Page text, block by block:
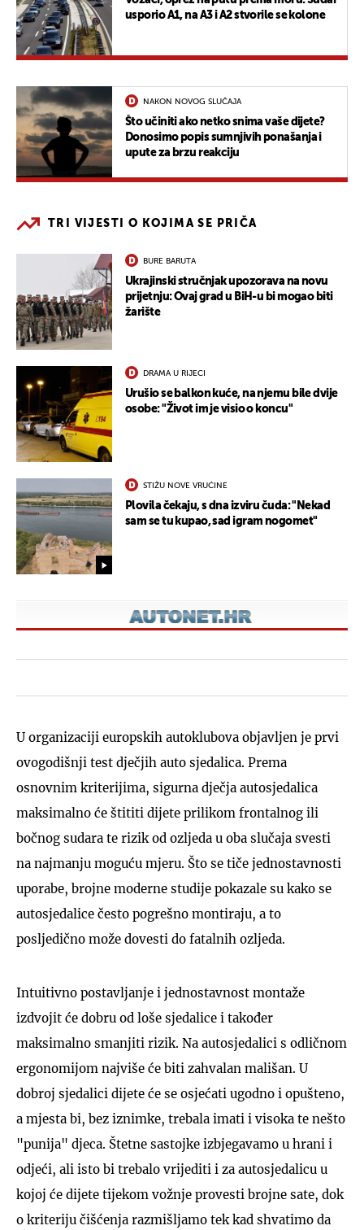
usporio A1, na A3 i A2 stvorile se kolone
NAKON NOVOG SLUČAJA
Što učiniti ako netko snima vaše dijete?
Donosimo popis sumnjivih ponašanja i
upute za brzu reakciju
TRI VIJESTI O KOJIMA SE PRIČA
BURE BARUTA
Ukrajinski stručnjak upozorava na novu
prijetnju: Ovaj grad u BiH-u bi mogao biti
žarište
DRAMA U RIJECI
Urušio se balkon kuće, na njemu bile dvije
osobe: "Život im je visio o koncu"
STIŽU NOVE VRUĆINE
Plovila čekaju, s dna izviru čuda: "Nekad
sam se tu kupao, sad igram nogomet"
U organizaciji europskih autoklubova objavljen je prvi
ovogodišnji test dječjih auto sjedalica. Prema
osnovnim kriterijima, sigurna dječja autosjedalica
maksimalno će štititi dijete prilikom frontalnog ili
bočnog sudara te rizik od ozljeda u oba slučaja svesti
na najmanju moguću mjeru. Što se tiče jednostavnosti
uporabe, brojne moderne studije pokazale su kako se
autosjedalice često pogrešno montiraju, a to
posljedično može dovesti do fatalnih ozljeda.
Intuitivno postavljanje i jednostavnost montaže
izdvojit će dobru od loše sjedalice i također
maksimalno smanjiti rizik. Na autosjedalici s odličnom
ergonomijom najviše će biti zahvalan mališan. U
dobroj sjedalici dijete će se osjećati ugodno i opušteno,
a mjesta bi, bez iznimke, trebala imati i visoka te nešto
"punija" djeca. Štetne sastojke izbjegavamo u hrani i
odjeći, ali isto bi trebalo vrijediti i za autosjedalicu u
kojoj će dijete tijekom vožnje provesti brojne sate, dok
o kriteriju čišćenja razmišljamo tek kad shvatimo da